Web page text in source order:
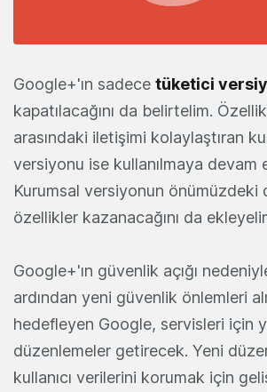
Google+'ın sadece tüketici
kapatılacağını da belirtelim.
arasındaki iletişimi kolaylaştıran
versiyonu ise kullanılmaya devam
Kurumsal versiyonun önümüzdeki
özellikler kazanacağını da
Google+'ın güvenlik açığı
ardından yeni güvenlik önlemleri
hedefleyen Google, servisleri için
düzenlemeler getirecek. Yeni
kullanıcı verilerini korumak için